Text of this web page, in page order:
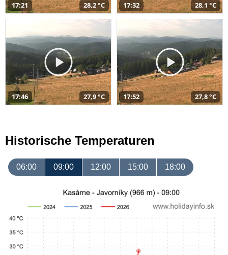
17:21 28,2 °C 17:32 28,1 °C
17:46 27,9 °C 17:52 27,8 °C
Historische Temperaturen
06:00 09:00 12:00 15:00 18:00